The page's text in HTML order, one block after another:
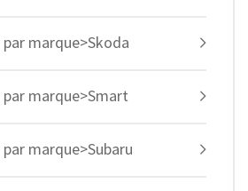
marque>Skoda
marque>Smart
marque>Subaru